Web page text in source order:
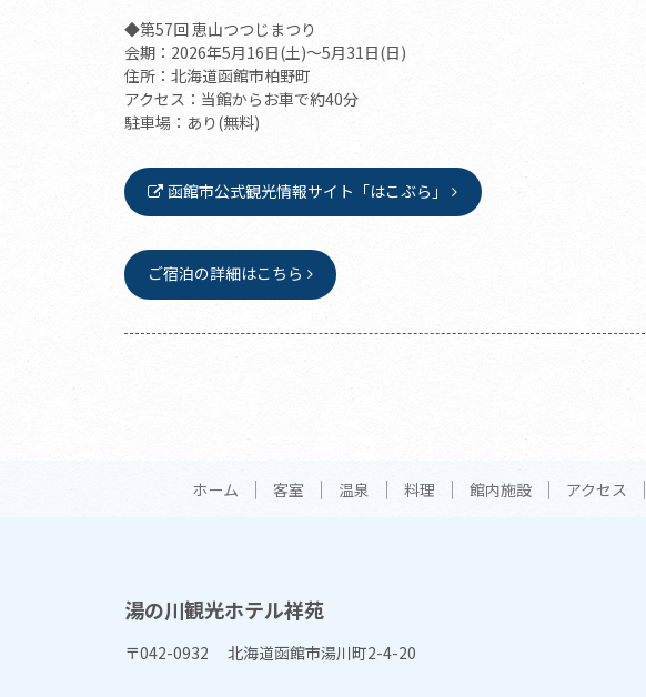
◆第57回 恵山つつじまつり
会期：2026年5月16日(土)～5月31日(日)
住所：北海道函館市柏野町
アクセス：当館からお車で約40分
駐車場：あり(無料)
函館市公式観光情報サイト「はこぶら」
ご宿泊の詳細はこちら
ホーム 客室 温泉 料理 館内施設 アクセス
湯の川観光ホテル祥苑
〒042-0932 北海道函館市湯川町2-4-20